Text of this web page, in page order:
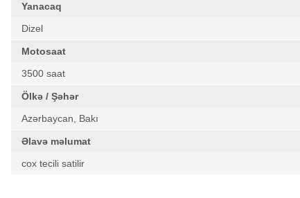
Yanacaq
Dizel
Motosaat
3500 saat
Ölkə / Şəhər
Azərbaycan, Bakı
Əlavə məlumat
cox tecili satilir